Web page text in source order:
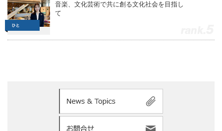
音楽、文化芸術で共に創る文化社会を目指し
て